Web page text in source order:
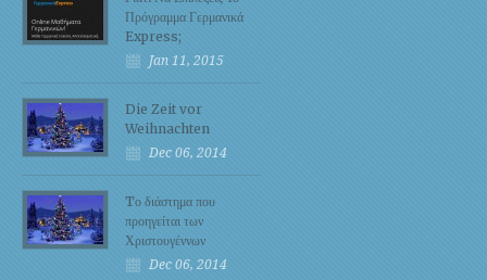
Πρόγραμμα Γερμανικά
Express;
Jan 11, 2015
Die Zeit vor
Weihnachten
Dec 06, 2014
Tο διάστημα που
προηγείται των
Χριστουγέννων
Dec 06, 2014